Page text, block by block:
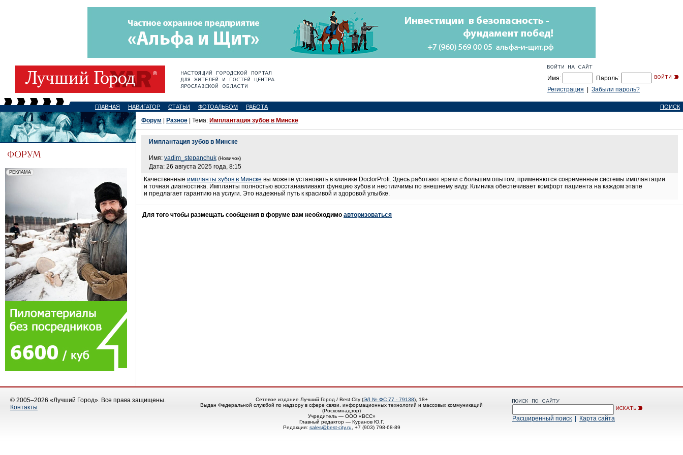
Имя:
Пароль:
Регистрация
Забыли пароль?
ГЛАВНАЯ НАВИГАТОР СТАТЬИ ФОТОАЛЬБОМ РАБОТА ПОИСК
Форум Разное | Тема: Имплантация зубов в Минске
Имплантация зубов в Минске
Имя: vadim_stepanchuk (Новичок)
Дата: 26 августа 2025 года, 8:15
Качественные импланты зубов в Минске вы можете установить в клинике DoctorProfi. Здесь работают врачи с большим опытом, применяются современные системы имплантации
и точная диагностика. Импланты полностью восстанавливают функцию зубов и неотличимы по внешнему виду. Клиника обеспечивает комфорт пациента на каждом этапе
и предлагает гарантию на услуги. Это надежный путь к красивой и здоровой улыбке.
Для того чтобы размещать сообщения в форуме вам необходимо авторизоваться
© 2005–2026 «Лучший Город». Все права защищены.
Контакты
Сетевое издание Лучший Город / Best City (ЭЛ № ФС 77 - 79138), 18+
Выдан Федеральной службой по надзору в сфере связи, информационных технологий и массовых коммуникаций
(Роскомнадзор)
Учредитель — ООО «ВСС»
Главный редактор — Куранов Ю.Г.
Редакция: sales@best-city.ru , +7 (903) 798-68-89
Расширенный поиск Карта сайта